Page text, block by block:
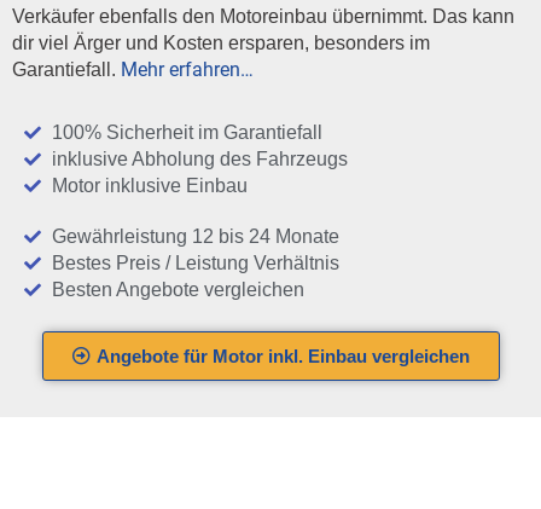
Verkäufer ebenfalls den Motoreinbau übernimmt. Das kann
dir viel Ärger und Kosten ersparen, besonders im
Garantiefall. Mehr erfahren…
100% Sicherheit im Garantiefall
inklusive Abholung des Fahrzeugs
Motor inklusive Einbau
Gewährleistung 12 bis 24 Monate
Bestes Preis / Leistung Verhältnis
Besten Angebote vergleichen
Angebote für Motor inkl. Einbau vergleichen